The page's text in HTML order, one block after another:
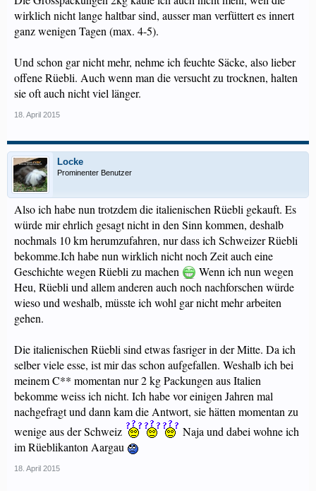
wirklich nicht lange haltbar sind, ausser man verfüttert es innert
ganz wenigen Tagen (max. 4-5).
Und schon gar nicht mehr, nehme ich feuchte Säcke, also lieber
offene Rüebli. Auch wenn man die versucht zu trocknen, halten
sie oft auch nicht viel länger.
18. April 2015
Locke
Prominenter Benutzer
Also ich habe nun trotzdem die italienischen Rüebli gekauft. Es
würde mir ehrlich gesagt nicht in den Sinn kommen, deshalb
nochmals 10 km herumzufahren, nur dass ich Schweizer Rüebli
bekomme.Ich habe nun wirklich nicht noch Zeit auch eine
Geschichte wegen Rüebli zu machen
Wenn ich nun wegen
Heu, Rüebli und allem anderen auch noch nachforschen würde
wieso und weshalb, müsste ich wohl gar nicht mehr arbeiten
gehen.
Die italienischen Rüebli sind etwas fasriger in der Mitte. Da ich
selber viele esse, ist mir das schon aufgefallen. Weshalb ich bei
meinem C** momentan nur 2 kg Packungen aus Italien
bekomme weiss ich nicht. Ich habe vor einigen Jahren mal
nachgefragt und dann kam die Antwort, sie hätten momentan zu
wenige aus der Schweiz
Naja und dabei wohne ich
im Rüeblikanton Aargau
18. April 2015